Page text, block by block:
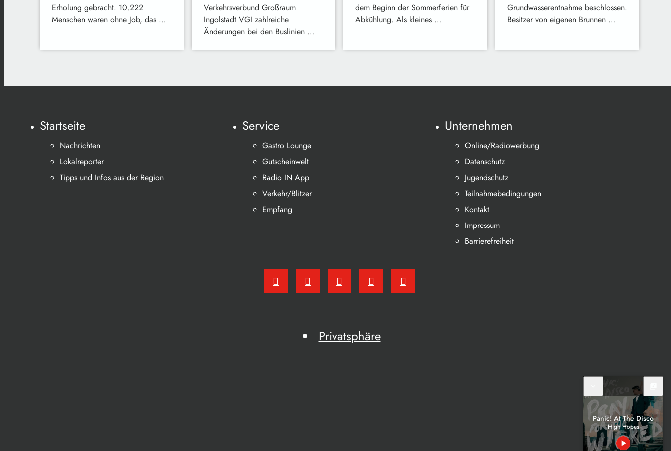
Erholung gebracht. 10.222
Menschen waren ohne Job, das …
Verkehrsverbund Großraum
Ingolstadt VGI zahlreiche
Änderungen bei den Buslinien …
dem Beginn der Sommerferien für
Abkühlung. Als kleines …
Grundwasserentnahme beschlossen.
Besitzer von eigenen Brunnen …
Startseite
Nachrichten
Lokalreporter
Tipps und Infos aus der Region
Service
Gastro Lounge
Gutscheinwelt
Radio IN App
Verkehr/Blitzer
Empfang
Unternehmen
Online/Radiowerbung
Datenschutz
Jugendschutz
Teilnahmebedingungen
Kontakt
Impressum
Barrierefreiheit
Privatsphäre
Panic! At The Disco
High Hopes
play_arrow